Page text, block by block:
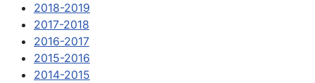
2018-2019
2017-2018
2016-2017
2015-2016
2014-2015